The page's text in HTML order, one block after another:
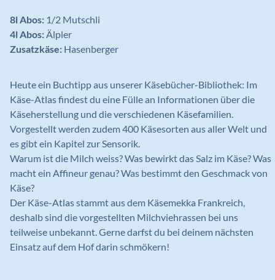
8l Abos: 1/2 Mutschli
4l Abos: Älpler
Zusatzkäse: Hasenberger
Heute ein Buchtipp aus unserer Käsebücher-Bibliothek: Im
Käse-Atlas findest du eine Fülle an Informationen über die
Käseherstellung und die verschiedenen Käsefamilien.
Vorgestellt werden zudem 400 Käsesorten aus aller Welt und
es gibt ein Kapitel zur Sensorik.
Warum ist die Milch weiss? Was bewirkt das Salz im Käse? Was
macht ein Affineur genau? Was bestimmt den Geschmack von
Käse?
Der Käse-Atlas stammt aus dem Käsemekka Frankreich,
deshalb sind die vorgestellten Milchviehrassen bei uns
teilweise unbekannt. Gerne darfst du bei deinem nächsten
Einsatz auf dem Hof darin schmökern!